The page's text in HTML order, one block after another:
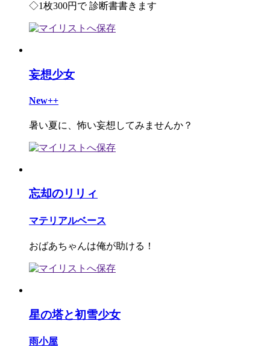
◇1枚300円で 診断書書きます
妄想少女
New++
暑い夏に、怖い妄想してみませんか？
忘却のリリィ
マテリアルベース
おばあちゃんは俺が助ける！
星の塔と初雪少女
雨小屋